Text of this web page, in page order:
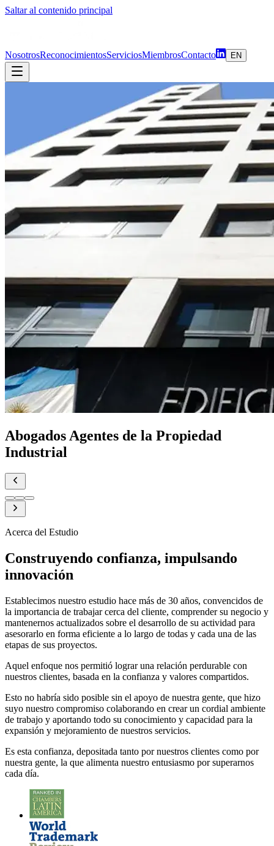
Saltar al contenido principal
NosotrosReconocimientosServiciosMiembrosContacto EN
Abogados Agentes de la Propiedad
Industrial
Acerca del Estudio
Construyendo confianza, impulsando
innovación
Establecimos nuestro estudio hace más de 30 años, convencidos de
la importancia de trabajar cerca del cliente, comprender su negocio y
mantenernos actualizados sobre el desarrollo de su actividad para
asesorarlo en forma eficiente a lo largo de todas y cada una de las
etapas de sus proyectos.
Aquel enfoque nos permitió lograr una relación perdurable con
nuestros clientes, basada en la confianza y valores compartidos.
Esto no habría sido posible sin el apoyo de nuestra gente, que hizo
suyo nuestro compromiso colaborando en crear un cordial ambiente
de trabajo y aportando todo su conocimiento y capacidad para la
expansión y mejoramiento de nuestros servicios.
Es esta confianza, depositada tanto por nuestros clientes como por
nuestra gente, la que alimenta nuestro entusiasmo por superarnos
cada día.